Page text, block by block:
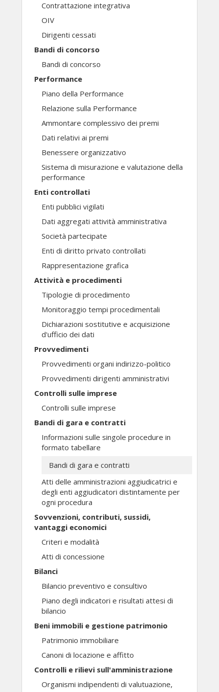
Contrattazione integrativa
OIV
Dirigenti cessati
Bandi di concorso
Bandi di concorso
Performance
Piano della Performance
Relazione sulla Performance
Ammontare complessivo dei premi
Dati relativi ai premi
Benessere organizzativo
Sistema di misurazione e valutazione della
performance
Enti controllati
Enti pubblici vigilati
Dati aggregati attività amministrativa
Società partecipate
Enti di diritto privato controllati
Rappresentazione grafica
Attività e procedimenti
Tipologie di procedimento
Monitoraggio tempi procedimentali
Dichiarazioni sostitutive e acquisizione
d'ufficio dei dati
Provvedimenti
Provvedimenti organi indirizzo-politico
Provvedimenti dirigenti amministrativi
Controlli sulle imprese
Controlli sulle imprese
Bandi di gara e contratti
Informazioni sulle singole procedure in
formato tabellare
Bandi di gara e contratti
Atti delle amministrazioni aggiudicatrici e
degli enti aggiudicatori distintamente per
ogni procedura
Sovvenzioni, contributi, sussidi,
vantaggi economici
Criteri e modalità
Atti di concessione
Bilanci
Bilancio preventivo e consultivo
Piano degli indicatori e risultati attesi di
bilancio
Beni immobili e gestione patrimonio
Patrimonio immobiliare
Canoni di locazione e affitto
Controlli e rilievi sull'amministrazione
Organismi indipendenti di valutuazione,